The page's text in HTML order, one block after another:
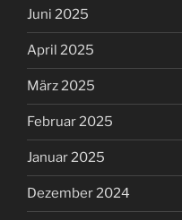
Juni 2025
April 2025
März 2025
Februar 2025
Januar 2025
Dezember 2024